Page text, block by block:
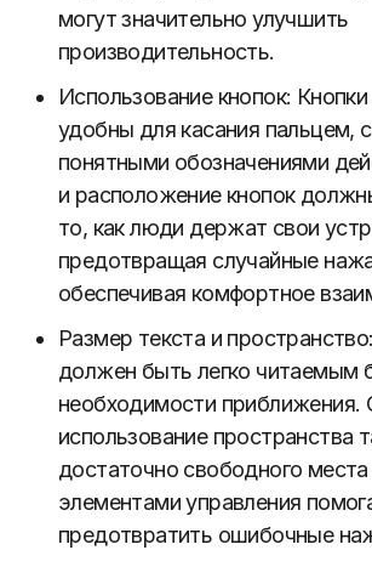
могут значительно улучшить
производительность.
Использование кнопок:
удобны для касания пальцем,
понятными обозначениями
и расположение кнопок
то, как люди держат свои
предотвращая случайные
обеспечивая комфортное
Размер текста и
должен быть легко читаемым
необходимости приближения.
использование пространства
достаточно свободного
элементами управления
предотвратить ошибочные